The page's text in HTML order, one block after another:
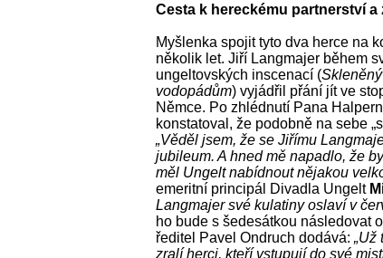
Cesta k hereckému partnerství a
Myšlenka spojit tyto dva herce na
několik let. Jiří Langmajer během
ungeltovských inscenací (
vodopádům) vyjádřil přání jít ve
Němce. Po zhlédnutí Pana
konstatoval, že podobně na sebe
„Věděl jsem, že se Jiřímu
jubileum. A hned mě napadlo, že
měl Ungelt nabídnout nějakou
emeritní principál Divadla Ungelt
Langmajer své kulatiny oslaví v
ho bude s šedesátkou následovat
ředitel Pavel Ondruch dodává: „Už
zralí herci, kteří vstupují do své